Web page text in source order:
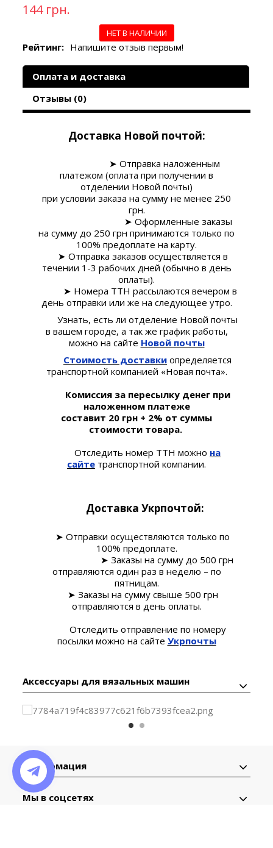
144 грн.
НЕТ В НАЛИЧИИ
Рейтинг: Напишите отзыв первым!
Оплата и доставка
Отзывы (0)
Доставка Новой почтой:
➤ Отправка наложенным
платежом (оплата при получении в
отделении Новой почты)
при условии заказа на сумму не менее 250
грн.
➤ Оформленные заказы
на сумму до 250 грн принимаются только по
100% предоплате на карту.
➤ Отправка заказов осуществляется в
течении 1-3 рабочих дней (обычно в день
оплаты).
➤ Номера ТТН рассылаются вечером в
день отправки или же на следующее утро.
Узнать, есть ли отделение Новой почты
в вашем городе, а так же график работы,
можно на сайте Новой почты
Стоимость доставки определяется
транспортной компанией «Новая почта».
Комиссия за пересылку денег при
наложенном платеже
составит 20 грн + 2% от суммы
стоимости товара.
Отследить номер ТТН можно на
сайте транспортной компании.
Доставка Укрпочтой:
➤ Отправки осуществляются только по
100% предоплате.
➤ Заказы на сумму до 500 грн
отправляются один раз в неделю – по
пятницам.
➤ Заказы на сумму свыше 500 грн
отправляются в день оплаты.
Отследить отправление по номеру
посылки можно на сайте Укрпочты
Аксессуары для вязальных машин
Информация
Мы в соцсетях